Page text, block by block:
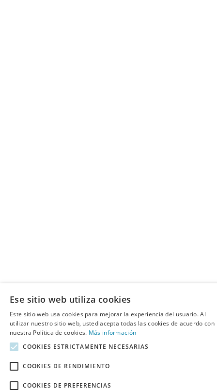
Ese sitio web utiliza cookies
Este sitio web usa cookies para mejorar la experiencia del usuario. Al
utilizar nuestro sitio web, usted acepta todas las cookies de acuerdo con
nuestra Política de cookies. Más información
COOKIES ESTRICTAMENTE NECESARIAS
COOKIES DE RENDIMIENTO
COOKIES DE PREFERENCIAS